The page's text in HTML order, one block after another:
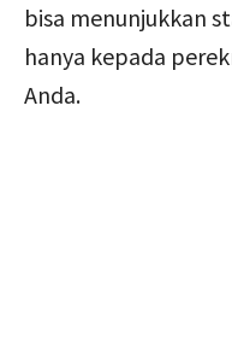
bisa menunjukkan
hanya kepada
Anda.